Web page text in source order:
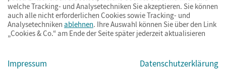
© Cornelsen Verlag 2026
ImpressumAGBDatenschutzBarrierefreiheitCookies & Co.
welche Tracking- und Analysetechniken Sie akzeptieren. Sie können
auch alle nicht erforderlichen Cookies sowie Tracking- und
Analysetechniken ablehnen. Ihre Auswahl können Sie über den Link
„Cookies & Co.“ am Ende der Seite später jederzeit aktualisieren
Impressum Datenschutzerklärung